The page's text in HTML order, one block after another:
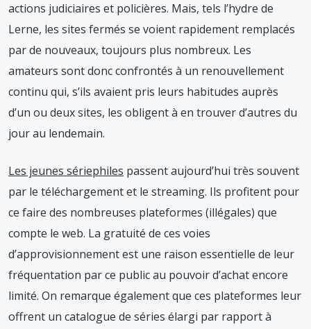
actions judiciaires et policières. Mais, tels l’hydre de
Lerne, les sites fermés se voient rapidement remplacés
par de nouveaux, toujours plus nombreux. Les
amateurs sont donc confrontés à un renouvellement
continu qui, s’ils avaient pris leurs habitudes auprès
d’un ou deux sites, les obligent à en trouver d’autres du
jour au lendemain.
Les jeunes sériephiles passent aujourd’hui très souvent
par le téléchargement et le streaming. Ils profitent pour
ce faire des nombreuses plateformes (illégales) que
compte le web. La gratuité de ces voies
d’approvisionnement est une raison essentielle de leur
fréquentation par ce public au pouvoir d’achat encore
limité. On remarque également que ces plateformes leur
offrent un catalogue de séries élargi par rapport à